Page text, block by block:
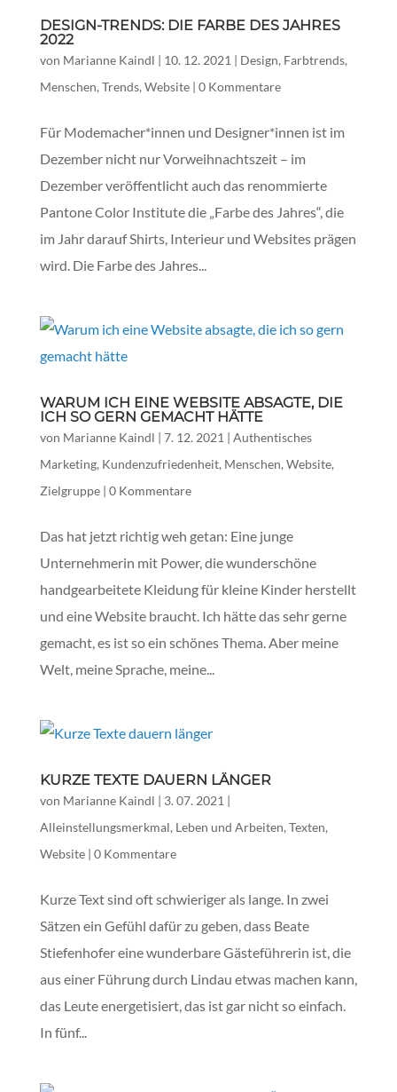
DESIGN-TRENDS: DIE FARBE DES JAHRES
2022
von Marianne Kaindl | 10. 12. 2021 | Design, Farbtrends,
Menschen, Trends, Website| 0 Kommentare
Für Modemacher*innen und Designer*innen ist im
Dezember nicht nur Vorweihnachtszeit – im
Dezember veröffentlicht auch das renommierte
Pantone Color Institute die „Farbe des Jahres“, die
im Jahr darauf Shirts, Interieur und Websites prägen
wird. Die Farbe des Jahres...
WARUM ICH EINE WEBSITE ABSAGTE, DIE
ICH SO GERN GEMACHT HÄTTE
von Marianne Kaindl | 7. 12. 2021 | Authentisches
Marketing, Kundenzufriedenheit, Menschen, Website,
Zielgruppe| 0 Kommentare
Das hat jetzt richtig weh getan: Eine junge
Unternehmerin mit Power, die wunderschöne
handgearbeitete Kleidung für kleine Kinder herstellt
und eine Website braucht. Ich hätte das sehr gerne
gemacht, es ist so ein schönes Thema. Aber meine
Welt, meine Sprache, meine...
KURZE TEXTE DAUERN LÄNGER
von Marianne Kaindl | 3. 07. 2021 |
Alleinstellungsmerkmal, Leben und Arbeiten, Texten,
Website| 0 Kommentare
Kurze Text sind oft schwieriger als lange. In zwei
Sätzen ein Gefühl dafür zu geben, dass Beate
Stiefenhofer eine wunderbare Gästeführerin ist, die
aus einer Führung durch Lindau etwas machen kann,
das Leute energetisiert, das ist gar nicht so einfach.
In fünf...